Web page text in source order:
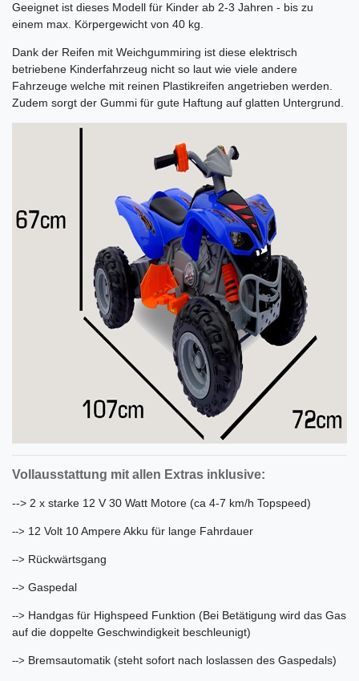
Geeignet ist dieses Modell für Kinder ab 2-3 Jahren - bis zu
einem max. Körpergewicht von 40 kg.
Dank der Reifen mit Weichgummiring ist diese elektrisch
betriebene Kinderfahrzeug nicht so laut wie viele andere
Fahrzeuge welche mit reinen Plastikreifen angetrieben werden.
Zudem sorgt der Gummi für gute Haftung auf glatten Untergrund.
Vollausstattung mit allen Extras inklusive:
--> 2 x starke 12 V 30 Watt Motore (ca 4-7 km/h Topspeed)
--> 12 Volt 10 Ampere Akku für lange Fahrdauer
--> Rückwärtsgang
--> Gaspedal
--> Handgas für Highspeed Funktion (Bei Betätigung wird das Gas
auf die doppelte Geschwindigkeit beschleunigt)
--> Bremsautomatik (steht sofort nach loslassen des Gaspedals)